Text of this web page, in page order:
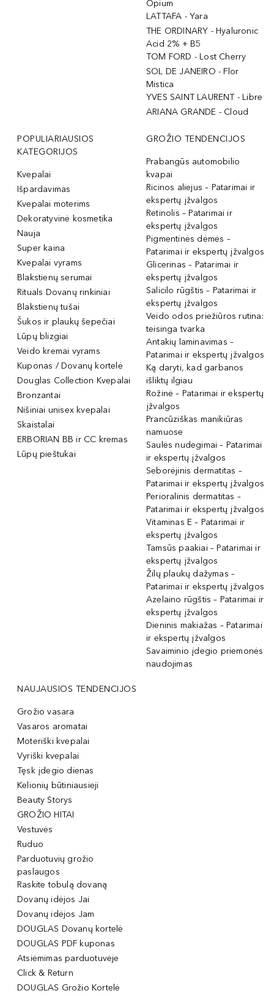
Opium
LATTAFA - Yara
THE ORDINARY - Hyaluronic
Acid 2% + B5
TOM FORD - Lost Cherry
SOL DE JANEIRO - Flor
Mistica
YVES SAINT LAURENT - Libre
ARIANA GRANDE - Cloud
POPULIARIAUSIOS
KATEGORIJOS
Kvepalai
Išpardavimas
Kvepalai moterims
Dekoratyvinė kosmetika
Nauja
Super kaina
Kvepalai vyrams
Blakstienų serumai
Rituals Dovanų rinkiniai
Blakstienų tušai
Šukos ir plaukų šepečiai
Lūpų blizgiai
Veido kremai vyrams
Kuponas / Dovanų kortelė
Douglas Collection Kvepalai
Bronzantai
Nišiniai unisex kvepalai
Skaistalai
ERBORIAN BB ir CC kremas
Lūpų pieštukai
GROŽIO TENDENCIJOS
Prabangūs automobilio
kvapai
Ricinos aliejus – Patarimai ir
ekspertų įžvalgos
Retinolis – Patarimai ir
ekspertų įžvalgos
Pigmentinės dėmės –
Patarimai ir ekspertų įžvalgos
Glicerinas – Patarimai ir
ekspertų įžvalgos
Salicilo rūgštis – Patarimai ir
ekspertų įžvalgos
Veido odos priežiūros rutina:
teisinga tvarka
Antakių laminavimas –
Patarimai ir ekspertų įžvalgos
Ką daryti, kad garbanos
išliktų ilgiau
Rožinė – Patarimai ir ekspertų
įžvalgos
Prancūziškas manikiūras
namuose
Saulės nudegimai – Patarimai
ir ekspertų įžvalgos
Seborėjinis dermatitas –
Patarimai ir ekspertų įžvalgos
Perioralinis dermatitas –
Patarimai ir ekspertų įžvalgos
Vitaminas E – Patarimai ir
ekspertų įžvalgos
Tamsūs paakiai – Patarimai ir
ekspertų įžvalgos
Žilų plaukų dažymas –
Patarimai ir ekspertų įžvalgos
Azelaino rūgštis – Patarimai ir
ekspertų įžvalgos
Dieninis makiažas – Patarimai
ir ekspertų įžvalgos
Savaiminio įdegio priemonės
naudojimas
NAUJAUSIOS TENDENCIJOS
Grožio vasara
Vasaros aromatai
Moteriški kvepalai
Vyriški kvepalai
Tęsk įdegio dienas
Kelionių būtiniausieji
Beauty Storys
GROŽIO HITAI
Vestuvės
Ruduo
Parduotuvių grožio
paslaugos
Raskite tobulą dovaną
Dovanų idėjos Jai
Dovanų idėjos Jam
DOUGLAS Dovanų kortelė
DOUGLAS PDF kuponas
Atsiėmimas parduotuvėje
Click & Return
DOUGLAS Grožio Kortelė